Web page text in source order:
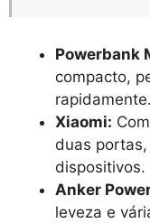
Powerbank
compacto,
rapidamente.
Xiaomi:
duas
dispositivos.
Anker
leveza e